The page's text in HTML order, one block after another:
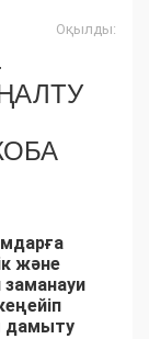
Оқылды:
және
дамыту